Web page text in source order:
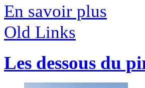
En savoir plus
Old Links
Les dessous du